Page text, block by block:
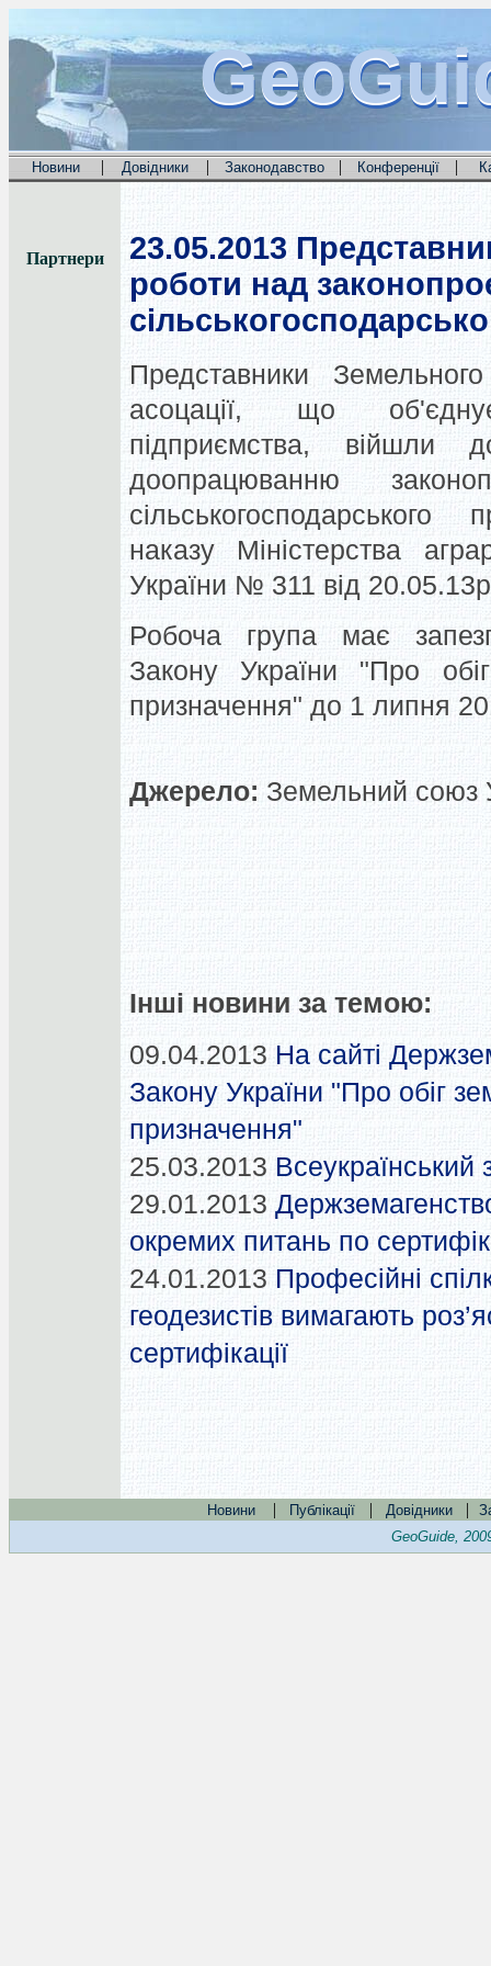
Новини | Довідники | Законодавство | Конференції |
Партнери 23.05.2013
роботи над
Представники
асоцації, що
підприємства,
доопрацюванню
сільськогосподарського
наказу Міністерства
України № 311 від
Робоча група має
Закону України "Про обіг
призначення" до 1 липня
Джерело: Земельний союз
Інші новини за темою:
09.04.2013 На сайті
Закону України "Про обіг
призначення"
25.03.2013
29.01.2013
окремих питань по
24.01.2013 Професійні
геодезистів вимагають
сертифікації
Новини | Публікації | Довідники |
GeoGuide,